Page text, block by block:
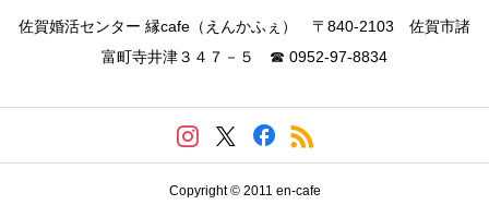
佐賀婚活センター 縁cafe（えんかふぇ） 〒840-2103 佐賀市諸
富町寺井津３４７－５ ☎ 0952-97-8834
Copyright © 2011 en-cafe